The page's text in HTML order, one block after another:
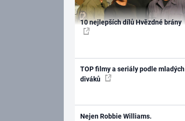
10 nejlepších dílů Hvězdné brány
TOP filmy a seriály podle mladých
diváků
Nejen Robbie Williams.